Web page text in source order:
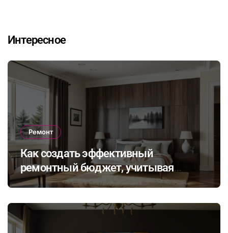
Интересное
Ремонт
Как создать эффективный
ремонтный бюджет, учитывая
неожиданные расходы и избегая
ошибок